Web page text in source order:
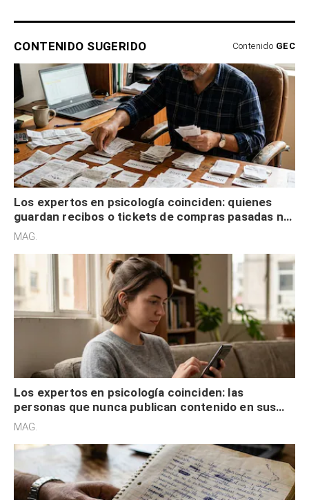
CONTENIDO SUGERIDO Contenido GEC
Los expertos en psicología coinciden: quienes
guardan recibos o tickets de compras pasadas no
son acumuladores, sino que tienen necesidad de
MAG.
Los expertos en psicología coinciden: las
personas que nunca publican contenido en sus
redes sociales no pretenden buscar validación
MAG.